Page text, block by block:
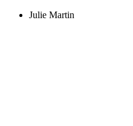
Julie Martin